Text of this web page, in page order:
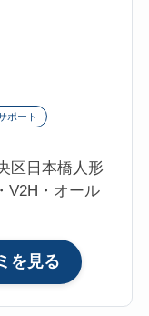
コ
ミ・
は？
マ
イ
ポート
区日本橋人形
V2H・オール
を見る
株
式